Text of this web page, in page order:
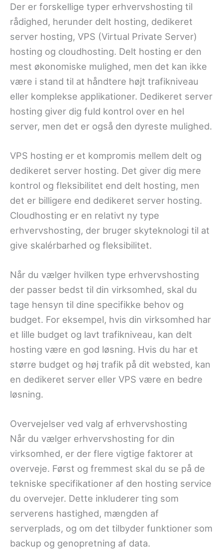
Der er forskellige typer erhvervshosting til
rådighed, herunder delt hosting, dedikeret
server hosting, VPS (Virtual Private Server)
hosting og cloudhosting. Delt hosting er den
mest økonomiske mulighed, men det kan ikke
være i stand til at håndtere højt trafikniveau
eller komplekse applikationer. Dedikeret server
hosting giver dig fuld kontrol over en hel
server, men det er også den dyreste mulighed.
VPS hosting er et kompromis mellem delt og
dedikeret server hosting. Det giver dig mere
kontrol og fleksibilitet end delt hosting, men
det er billigere end dedikeret server hosting.
Cloudhosting er en relativt ny type
erhvervshosting, der bruger skyteknologi til at
give skalérbarhed og fleksibilitet.
Når du vælger hvilken type erhvervshosting
der passer bedst til din virksomhed, skal du
tage hensyn til dine specifikke behov og
budget. For eksempel, hvis din virksomhed har
et lille budget og lavt trafikniveau, kan delt
hosting være en god løsning. Hvis du har et
større budget og høj trafik på dit websted, kan
en dedikeret server eller VPS være en bedre
løsning.
Overvejelser ved valg af erhvervshosting
Når du vælger erhvervshosting for din
virksomhed, er der flere vigtige faktorer at
overveje. Først og fremmest skal du se på de
tekniske specifikationer af den hosting service
du overvejer. Dette inkluderer ting som
serverens hastighed, mængden af ​​
serverplads, og om det tilbyder funktioner som
backup og genopretning af data.